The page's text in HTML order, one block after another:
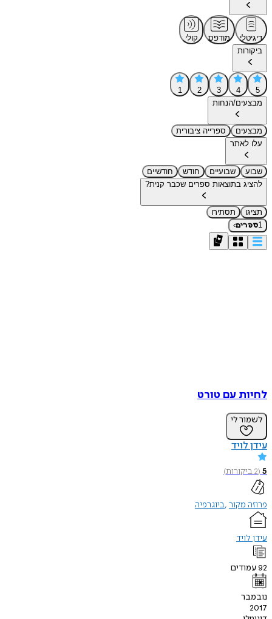
דיגיטלי מודפס
קולי
ביקורות
5
4
3
2
1
מבצעים/הנחות
מבצעים
ספרייה ציבורית
עלו לאתר
שבוע שבועיים חודש
חודשיים
להציג בתוצאות ספרים שכבר קנית?
תציגו
תסתירו
1ספרים›
לחיות עם טורט
לשמור לי
עידן לויד
5
(
2ביקורות)
פרוזה מקור ביוגרפיה
עידן לויד
92עמודים
נובמבר
2017